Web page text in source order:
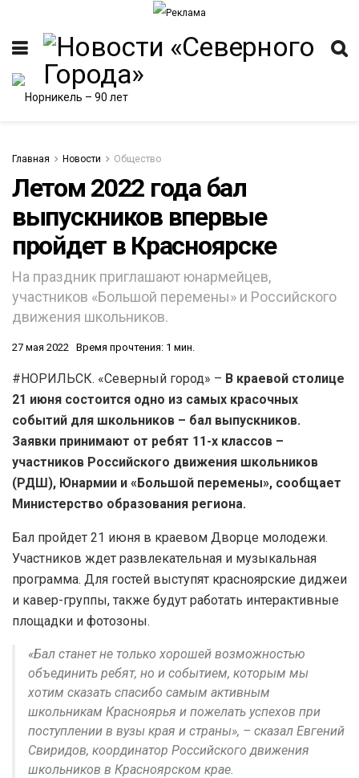
Главная Новости Общество
Летом 2022 года бал
выпускников впервые
пройдет в Красноярске
На праздник приглашают юнармейцев,
участников «Большой перемены» и Российского
движения школьников.
27 мая 2022 Время прочтения: 1 мин.
#НОРИЛЬСК. «Северный город» – В краевой столице
21 июня состоится одно из самых красочных
событий для школьников – бал выпускников.
Заявки принимают от ребят 11-х классов –
участников Российского движения школьников
(РДШ), Юнармии и «Большой перемены», сообщает
Министерство образования региона.
Бал пройдет 21 июня в краевом Дворце молодежи.
Участников ждет развлекательная и музыкальная
программа. Для гостей выступят красноярские диджеи
и кавер-группы, также будут работать интерактивные
площадки и фотозоны.
«Бал станет не только хорошей возможностью
объединить ребят, но и событием, которым мы
хотим сказать спасибо самым активным
школьникам Красноярья и пожелать успехов при
поступлении в вузы края и страны», – сказал Евгений
Свиридов, координатор Российского движения
школьников в Красноярском крае.